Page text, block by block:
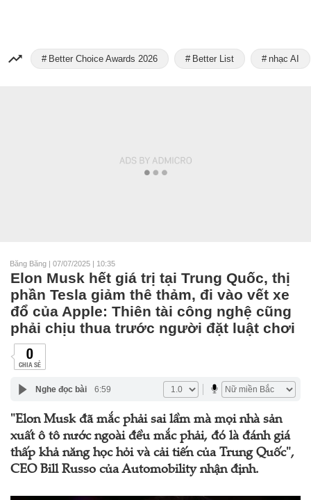
Better Choice Awards 2026 Better List nhạc AI
Băng Băng | 07/07/2025 | 10:35
Elon Musk hết giá trị tại Trung Quốc, thị
phần Tesla giảm thê thảm, đi vào vết xe
đổ của Apple: Thiên tài công nghệ cũng
phải chịu thua trước người đặt luật chơi
0
CHIA SẺ
Nghe đọc bài 6:59
"Elon Musk đã mắc phải sai lầm mà mọi nhà sản
xuất ô tô nước ngoài đều mắc phải, đó là đánh giá
thấp khả năng học hỏi và cải tiến của Trung Quốc",
CEO Bill Russo của Automobility nhận định.